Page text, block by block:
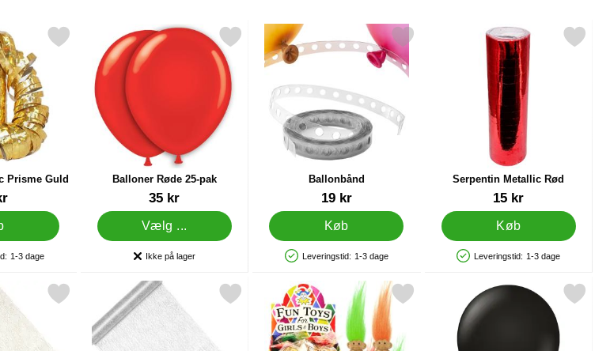
Prisme Guld
På lager
1-3 dage
Metallic Prisme Guld som favorit
Balloner Røde 25-pak
35 kr
Vælg ...
Produkttilgængelighed:
Ikke på lager
Markér balloner Røde 25-pak som favorit
Ballonbånd
19 kr
Køb
Produkttilgængelighed: På lager
Leveringstid: 1-3 dage
Markér ballonbånd som favorit
Serpentin Metallic Rød
15 kr
Køb
Produkttilgængelighed: På lager
Leveringstid: 1-3 dage
Markér serpentin Metallic
meshstof Guld som favorit Markér meshstof Sølv som favorit Markér lykketrold som favorit Markér sorte Miniballoner